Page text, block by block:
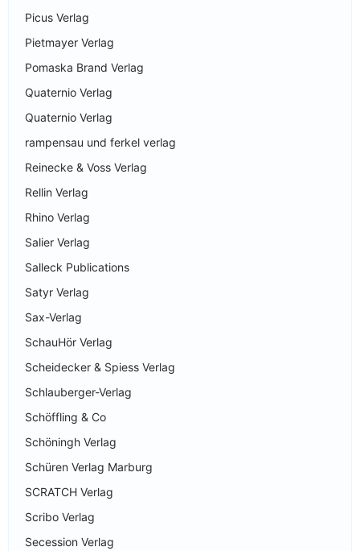
Picus Verlag
Pietmayer Verlag
Pomaska Brand Verlag
Quaternio Verlag
Quaternio Verlag
rampensau und ferkel verlag
Reinecke & Voss Verlag
Rellin Verlag
Rhino Verlag
Salier Verlag
Salleck Publications
Satyr Verlag
Sax-Verlag
SchauHör Verlag
Scheidecker & Spiess Verlag
Schlauberger-Verlag
Schöffling & Co
Schöningh Verlag
Schüren Verlag Marburg
SCRATCH Verlag
Scribo Verlag
Secession Verlag